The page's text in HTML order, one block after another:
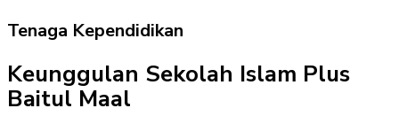
Tenaga Kependidikan
Keunggulan Sekolah Islam Plus
Baitul Maal